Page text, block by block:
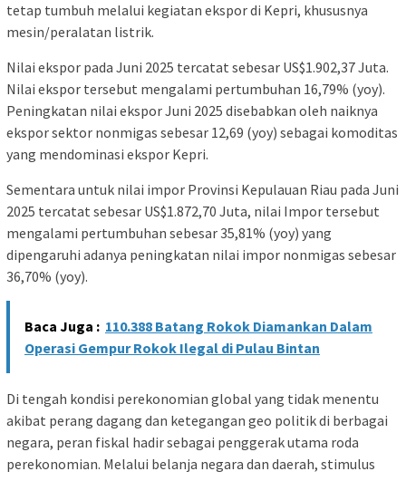
tetap tumbuh melalui kegiatan ekspor di Kepri, khususnya
mesin/peralatan listrik.
Nilai ekspor pada Juni 2025 tercatat sebesar US$1.902,37 Juta.
Nilai ekspor tersebut mengalami pertumbuhan 16,79% (yoy).
Peningkatan nilai ekspor Juni 2025 disebabkan oleh naiknya
ekspor sektor nonmigas sebesar 12,69 (yoy) sebagai komoditas
yang mendominasi ekspor Kepri.
Sementara untuk nilai impor Provinsi Kepulauan Riau pada Juni
2025 tercatat sebesar US$1.872,70 Juta, nilai Impor tersebut
mengalami pertumbuhan sebesar 35,81% (yoy) yang
dipengaruhi adanya peningkatan nilai impor nonmigas sebesar
36,70% (yoy).
Baca Juga : 110.388 Batang Rokok Diamankan Dalam
Operasi Gempur Rokok Ilegal di Pulau Bintan
Di tengah kondisi perekonomian global yang tidak menentu
akibat perang dagang dan ketegangan geo politik di berbagai
negara, peran fiskal hadir sebagai penggerak utama roda
perekonomian. Melalui belanja negara dan daerah, stimulus